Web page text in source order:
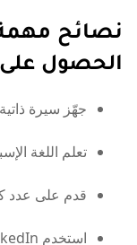
نصائح
الحصول
جهّز سيرة ذاتية
تعلم اللغة
قدم على عدد
استخدم LinkedIn للتواصل مع الشركات